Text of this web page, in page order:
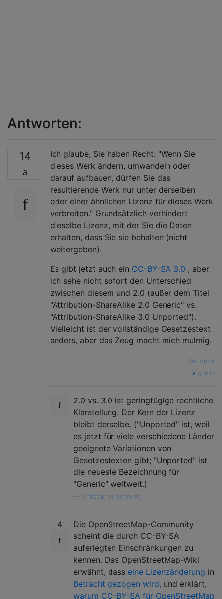
Antworten:
14
Ich glaube, Sie haben Recht: "Wenn Sie
dieses Werk ändern, umwandeln oder
darauf aufbauen, dürfen Sie das
resultierende Werk nur unter derselben
oder einer ähnlichen Lizenz für dieses Werk
verbreiten." Grundsätzlich verhindert
dieselbe Lizenz, mit der Sie die Daten
erhalten, dass Sie sie behalten (nicht
weitergeben).
Es gibt jetzt auch ein CC-BY-SA 3.0 , aber
ich sehe nicht sofort den Unterschied
zwischen diesem und 2.0 (außer dem Titel
"Attribution-ShareAlike 2.0 Generic" vs.
"Attribution-ShareAlike 3.0 Unported").
Vielleicht ist der vollständige Gesetzestext
anders, aber das Zeug macht mich mulmig.
Wanderer
quelle
2.0 vs. 3.0 ist geringfügige rechtliche
Klarstellung. Der Kern der Lizenz
bleibt derselbe. ("Unported" ist, weil
es jetzt für viele verschiedene Länder
geeignete Variationen von
Gesetzestexten gibt; "Unported" ist
die neueste Bezeichnung für
"Generic" weltweit.)
Christopher Schmidt,
4
Die OpenStreetMap-Community
scheint die durch CC-BY-SA
auferlegten Einschränkungen zu
kennen. Das OpenStreetMap-Wiki
erwähnt, dass eine Lizenzänderung in
Betracht gezogen wird, und erklärt,
warum CC-BY-SA für OpenStreetMap